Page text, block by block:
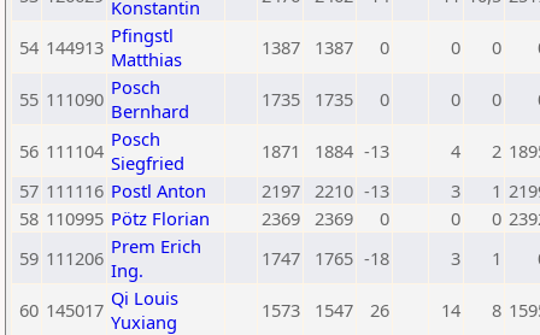
Konstantin
54 144913 Pfingstl
Matthias
1387 1387 0 0 0
55 111090 Posch
Bernhard
1735 1735 0 0 0
56 111104 Posch
Siegfried
1871 1884 -13 4 2
57 111116 Postl Anton 2197 2210 -13 3 1
58 110995 Pötz Florian 2369 2369 0 0 0
59 111206 Prem Erich
Ing.
1747 1765 -18 3 1
60 145017 Qi Louis
Yuxiang
1573 1547 26 14 8